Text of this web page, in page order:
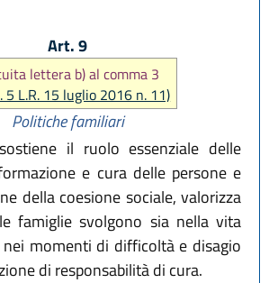
Art. 9
lettera b) al comma 3
5 L.R. 15 luglio 2016 n. 11)
Politiche familiari
il ruolo essenziale delle
e cura delle persone e
della coesione sociale, valorizza
famiglie svolgono sia nella vita
momenti di difficoltà e disagio
di responsabilità di cura.